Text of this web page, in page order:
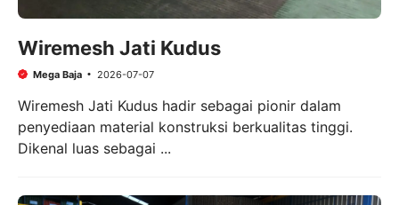
Wiremesh Jati Kudus
Mega Baja 2026-07-07
Wiremesh Jati Kudus hadir sebagai pionir dalam
penyediaan material konstruksi berkualitas tinggi.
Dikenal luas sebagai ...